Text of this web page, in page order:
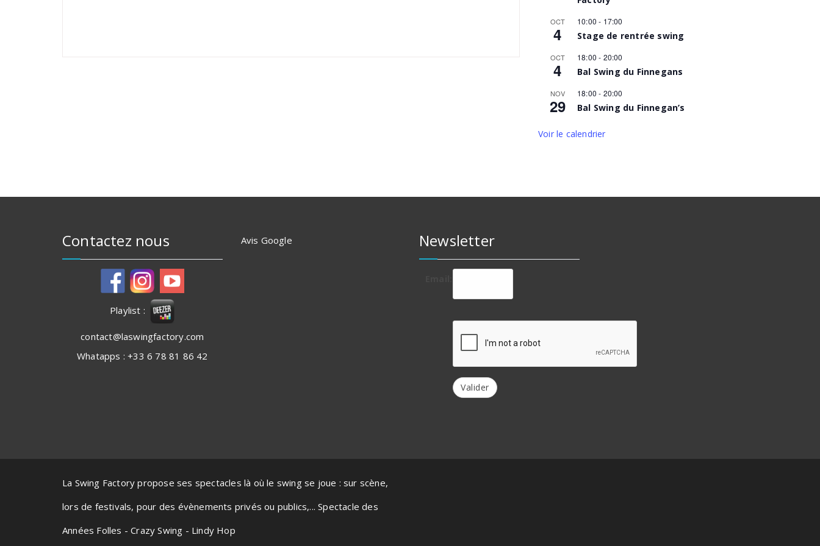
OCT
4
10:00 - 17:00
Stage de rentrée swing
OCT
4
18:00 - 20:00
Bal Swing du Finnegans
NOV
29
18:00 - 20:00
Bal Swing du Finnegan’s
Voir le calendrier
Contactez nous
Playlist :
contact@laswingfactory.com
Whatapps : +33 6 78 81 86 42
Avis Google Newsletter
Valider
La Swing Factory propose ses spectacles là où le swing se joue : sur scène,
lors de festivals, pour des évènements privés ou publics,... Spectacle des
Années Folles - Crazy Swing - Lindy Hop